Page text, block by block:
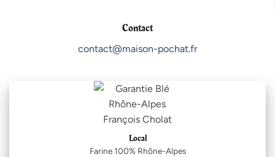
Contact
contact@maison-pochat.fr
Local
Farine 100% Rhône-Alpes